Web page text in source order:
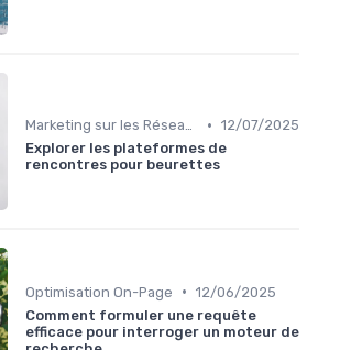
Marketing sur les Réseaux Sociaux • 12/07/2025
Explorer les plateformes de
rencontres pour beurettes
Optimisation On-Page • 12/06/2025
Comment formuler une requête
efficace pour interroger un moteur de